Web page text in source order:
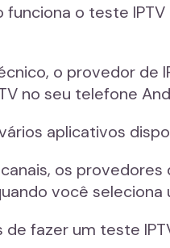
funciona o teste
o provedor de
no seu telefone
aplicativos
os
você
de fazer um teste